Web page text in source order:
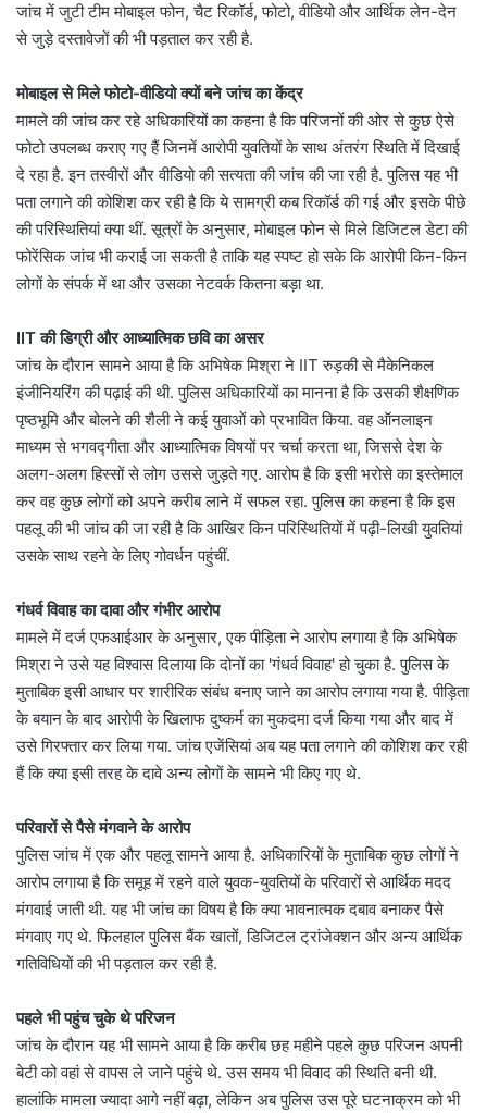
जांच में जुटी टीम मोबाइल फोन, चैट रिकॉर्ड, फोटो, वीडियो और आर्थिक लेन-देन
से जुड़े दस्तावेजों की भी पड़ताल कर रही है.
मोबाइल से मिले फोटो-वीडियो क्यों बने जांच का केंद्र
मामले की जांच कर रहे अधिकारियों का कहना है कि परिजनों की ओर से कुछ ऐसे
फोटो उपलब्ध कराए गए हैं जिनमें आरोपी युवतियों के साथ अंतरंग स्थिति में दिखाई
दे रहा है. इन तस्वीरों और वीडियो की सत्यता की जांच की जा रही है. पुलिस यह भी
पता लगाने की कोशिश कर रही है कि ये सामग्री कब रिकॉर्ड की गई और इसके पीछे
की परिस्थितियां क्या थीं. सूत्रों के अनुसार, मोबाइल फोन से मिले डिजिटल डेटा की
फोरेंसिक जांच भी कराई जा सकती है ताकि यह स्पष्ट हो सके कि आरोपी किन-किन
लोगों के संपर्क में था और उसका नेटवर्क कितना बड़ा था.
IIT की डिग्री और आध्यात्मिक छवि का असर
जांच के दौरान सामने आया है कि अभिषेक मिश्रा ने IIT रुड़की से मैकेनिकल
इंजीनियरिंग की पढ़ाई की थी. पुलिस अधिकारियों का मानना है कि उसकी शैक्षणिक
पृष्ठभूमि और बोलने की शैली ने कई युवाओं को प्रभावित किया. वह ऑनलाइन
माध्यम से भगवद्गीता और आध्यात्मिक विषयों पर चर्चा करता था, जिससे देश के
अलग-अलग हिस्सों से लोग उससे जुड़ते गए. आरोप है कि इसी भरोसे का इस्तेमाल
कर वह कुछ लोगों को अपने करीब लाने में सफल रहा. पुलिस का कहना है कि इस
पहलू की भी जांच की जा रही है कि आखिर किन परिस्थितियों में पढ़ी-लिखी युवतियां
उसके साथ रहने के लिए गोवर्धन पहुंचीं.
गंधर्व विवाह का दावा और गंभीर आरोप
मामले में दर्ज एफआईआर के अनुसार, एक पीड़िता ने आरोप लगाया है कि अभिषेक
मिश्रा ने उसे यह विश्वास दिलाया कि दोनों का 'गंधर्व विवाह' हो चुका है. पुलिस के
मुताबिक इसी आधार पर शारीरिक संबंध बनाए जाने का आरोप लगाया गया है. पीड़िता
के बयान के बाद आरोपी के खिलाफ दुष्कर्म का मुकदमा दर्ज किया गया और बाद में
उसे गिरफ्तार कर लिया गया. जांच एजेंसियां अब यह पता लगाने की कोशिश कर रही
हैं कि क्या इसी तरह के दावे अन्य लोगों के सामने भी किए गए थे.
परिवारों से पैसे मंगवाने के आरोप
पुलिस जांच में एक और पहलू सामने आया है. अधिकारियों के मुताबिक कुछ लोगों ने
आरोप लगाया है कि समूह में रहने वाले युवक-युवतियों के परिवारों से आर्थिक मदद
मंगवाई जाती थी. यह भी जांच का विषय है कि क्या भावनात्मक दबाव बनाकर पैसे
मंगवाए गए थे. फिलहाल पुलिस बैंक खातों, डिजिटल ट्रांजेक्शन और अन्य आर्थिक
गतिविधियों की भी पड़ताल कर रही है.
पहले भी पहुंच चुके थे परिजन
जांच के दौरान यह भी सामने आया है कि करीब छह महीने पहले कुछ परिजन अपनी
बेटी को वहां से वापस ले जाने पहुंचे थे. उस समय भी विवाद की स्थिति बनी थी.
हालांकि मामला ज्यादा आगे नहीं बढ़ा, लेकिन अब पुलिस उस पूरे घटनाक्रम को भी